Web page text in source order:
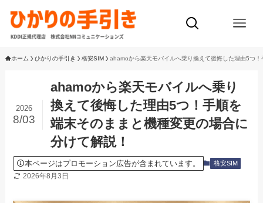
ホーム ひかりの手引き 格安SIM ahamoから楽天モバイルへ乗り換えて後悔した理由5つ
ahamoから楽天モバイルへ乗り
換えて後悔した理由5つ！手順を
端末そのままと機種変更の場合に
分けて解説！
2026
8/03
本ページはプロモーション広告が含まれています。 格安SIM
2026年8月3日